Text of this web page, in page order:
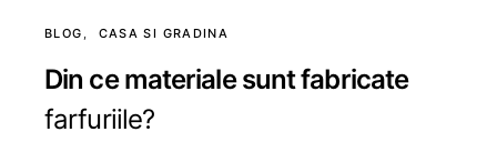
BLOG CASA SI GRADINA
Din ce materiale sunt fabricate
farfuriile?